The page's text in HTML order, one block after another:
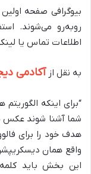
بیوگرافی صفحه
روبه‌رو می‌شوند.
اطلاعات تماس یا
به نقل ازآکادمی
“برای اینکه الگوریتم
شما آشنا شوند عکس
هدف خود را برای
واقع همان
این بخش باید